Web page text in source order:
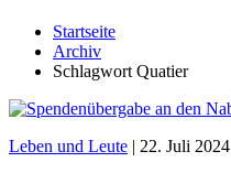
Startseite
Archiv
Schlagwort Quatier
Leben und Leute 22. Juli 2024